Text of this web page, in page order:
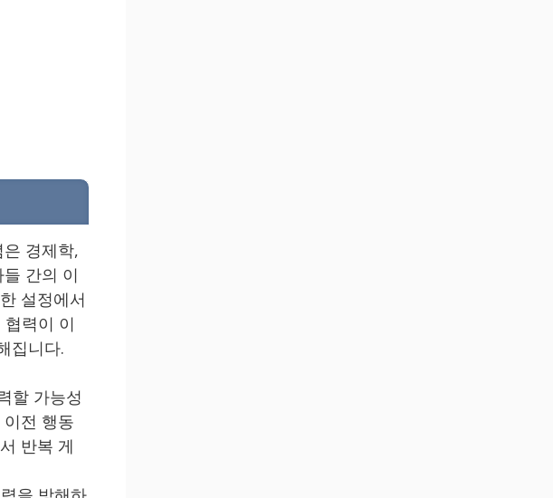
경제학,
간의 이
설정에서
협력이 이
집니다.
할 가능성
전 행동
반복 게